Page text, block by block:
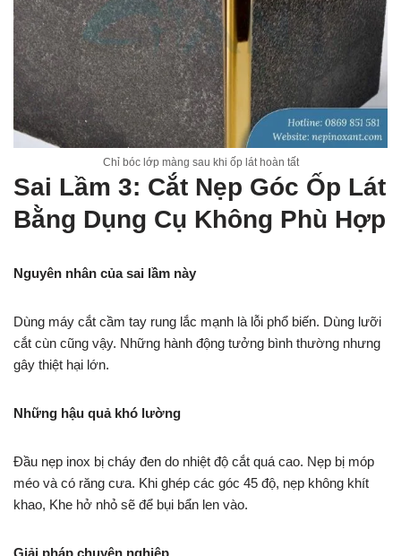
Chỉ bóc lớp màng sau khi ốp lát hoàn tất
Sai Lầm 3: Cắt Nẹp Góc Ốp Lát
Bằng Dụng Cụ Không Phù Hợp
Nguyên nhân của sai lầm này
Dùng máy cắt cầm tay rung lắc mạnh là lỗi phổ biến. Dùng lưỡi
cắt cùn cũng vậy. Những hành động tưởng bình thường nhưng
gây thiệt hại lớn.
Những hậu quả khó lường
Đầu nẹp inox bị cháy đen do nhiệt độ cắt quá cao. Nẹp bị móp
méo và có răng cưa. Khi ghép các góc 45 độ, nẹp không khít
khao, Khe hở nhỏ sẽ để bụi bẩn len vào.
Giải pháp chuyên nghiệp